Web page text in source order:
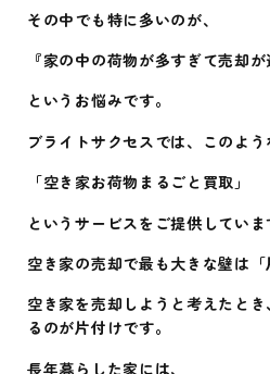
その中でも特に多いのが、
『家の中の荷物が多すぎて売却が
というお悩みです。
ブライトサクセスでは、このよ
「空き家お荷物まるごと買取」
というサービスをご提供していま
空き家の売却で最も大きな壁は「
空き家を売却しようと考えたと
るのが片付けです。
長年暮らした家には、